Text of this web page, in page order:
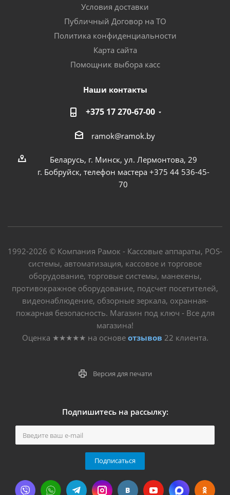
Условия доставки
Публичный Договор на ТО
Политика конфиденциальности
Карта сайта
Помощник выбора касс
Наши контакты
+375 17 270-67-00
ramok@ramok.by
Беларусь, г. Минск, ул. Лермонтова, 29
г. Бобруйск, телефон мастера +375 44 536-45-
70
1992-2026 © Компания Рамок - Кассовые аппараты, POS-
системы, автоматизация, кассовое и торговое
оборудование, торговые системы, манекены,
противокражное оборудование, подсчет посетителей,
видеонаблюдение, обзорные зеркала, охранная-
пожарная безопасность. Магазин под ключ - Все для
магазина!
Оценка ★★★★★ на основе отзывов 22 клиента.
Версия для печати
Подпишитесь на рассылку:
Подписаться